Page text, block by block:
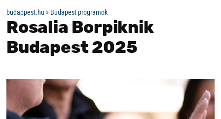
budappest.hu » Budapest programok
Rosalia Borpiknik
Budapest 2025